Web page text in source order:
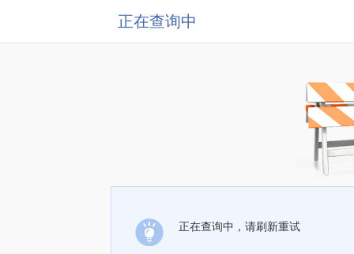
正在查询中
正在查询中，请刷新重试